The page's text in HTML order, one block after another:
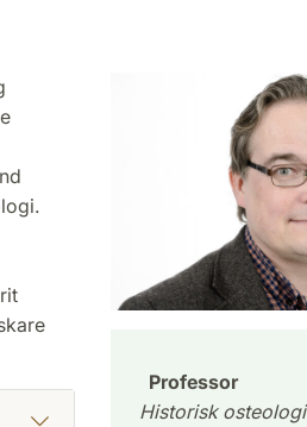
Professor
Historisk osteologi